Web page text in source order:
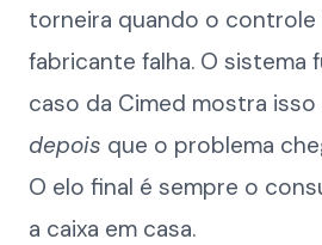
torneira quando o
fabricante falha. O sistema
caso da Cimed mostra
depois que o problema
O elo final é sempre o
a caixa em casa.